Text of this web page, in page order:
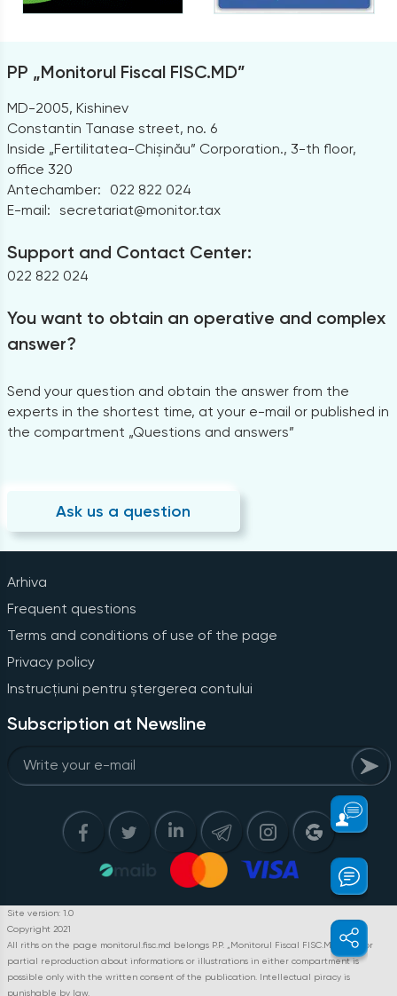
PP „Monitorul Fiscal FISC.MD”
MD-2005, Kishinev
Constantin Tanase street, no. 6
Inside „Fertilitatea-Chișinău” Corporation., 3-th floor,
office 320
Antechamber:
022 822 024
E-mail: secretariat@monitor.tax
Support and Contact Center:
022 822 024
You want to obtain an operative and complex
answer?
Send your question and obtain the answer from the
experts in the shortest time, at your e-mail or published in
the compartment „Questions and answers”
Ask us a question
Arhiva
Frequent questions
Terms and conditions of use of the page
Privacy policy
Instrucțiuni pentru ștergerea contului
Subscription at Newsline
Site version: 1.0
Copyright 2021
All riths on the page monitorul.fisc.md belongs P.P. „Monitorul Fiscal FISC.MD”. Full or
partial reproduction about informations or illustrations in either compartment is
possible only with the written consent of the publication. Intellectual piracy is
punishable by law.